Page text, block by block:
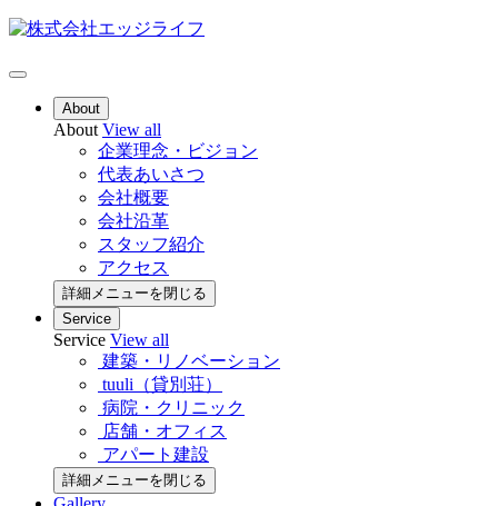
About
About View all
企業理念・ビジョン
代表あいさつ
会社概要
会社沿革
スタッフ紹介
アクセス
詳細メニューを閉じる
Service
Service View all
建築・リノベーション
tuuli（貸別荘）
病院・クリニック
店舗・オフィス
アパート建設
詳細メニューを閉じる